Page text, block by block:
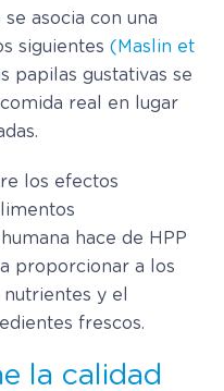
asocia con una
siguientes (Maslin et
papilas gustativas se
real en lugar
los efectos
hace de HPP
proporcionar a los
y el
frescos.
la calidad